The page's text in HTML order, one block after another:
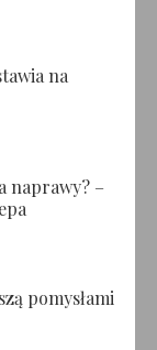
na
naprawy? –
pomysłami